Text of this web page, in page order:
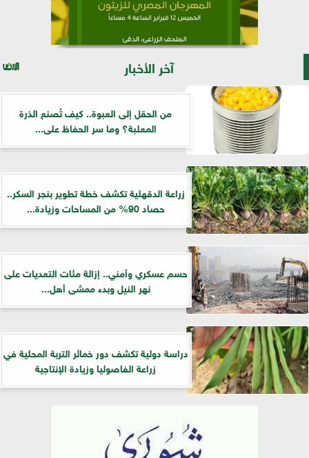
آخر الأخبار
من الحقل إلى العبوة.. كيف تُصنع الذرة
المعلبة؟ وما سر الحفاظ على...
زراعة الدقهلية تكشف خطة تطوير بنجر السكر..
حصاد 90% من المساحات وزيادة...
حسم عسكري وأمني.. إزالة مئات التعديات على
نهر النيل وبدء ممشى أهل...
دراسة دولية تكشف دور خمائر التربة المحلية في
زراعة الفاصوليا وزيادة الإنتاجية